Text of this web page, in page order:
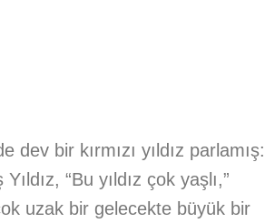
dev bir kırmızı yıldız parlamış:
“Bu yıldız çok yaşlı,”
uzak bir gelecekte büyük bir